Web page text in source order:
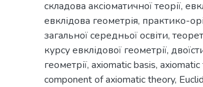
складова аксіоматичної теорії,
евклідова геометрія, практико-
загальної середньої освіти,
курсу евклідової геометрії,
геометрії, axiomatic basis,
component of axiomatic theory,